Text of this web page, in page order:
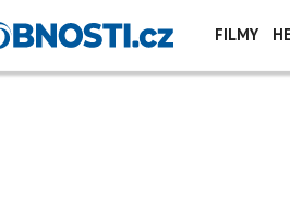
FILMY